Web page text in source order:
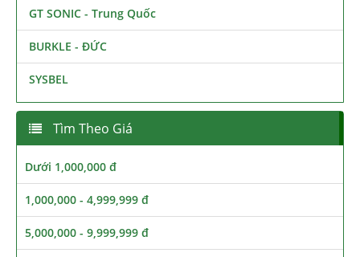
GT SONIC - Trung Quốc
BURKLE - ĐỨC
SYSBEL
Tìm Theo Giá
Dưới 1,000,000 đ
1,000,000 - 4,999,999 đ
5,000,000 - 9,999,999 đ